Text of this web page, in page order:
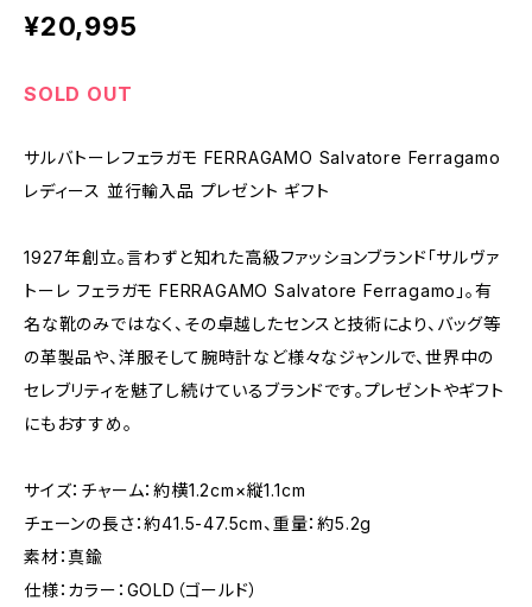
¥20,995
SOLD OUT
サルバトーレフェラガモ FERRAGAMO Salvatore Ferragamo
レディース 並行輸入品 プレゼント ギフト
1927年創立。言わずと知れた高級ファッションブランド「サルヴァ
トーレ フェラガモ FERRAGAMO Salvatore Ferragamo」。有
名な靴のみではなく、その卓越したセンスと技術により、バッグ等
の革製品や、洋服そして腕時計など様々なジャンルで、世界中の
セレブリティを魅了し続けているブランドです。プレゼントやギフト
にもおすすめ。
サイズ：チャーム：約横1.2cm×縦1.1cm
チェーンの長さ：約41.5-47.5cm、重量：約5.2g
素材：真鍮
仕様：カラー：GOLD（ゴールド）